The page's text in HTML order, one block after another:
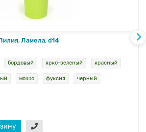
Ламела, d14
бордовый ярко-зеленый красный
мокко фуксия черный